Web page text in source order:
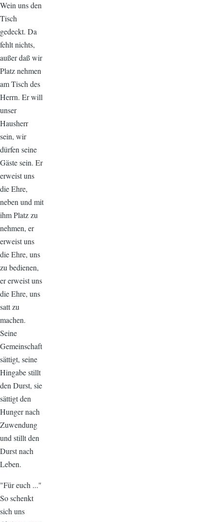
Wein uns den
Tisch
gedeckt. Da
fehlt nichts,
außer daß wir
Platz nehmen
am Tisch des
Herrn. Er will
unser
Hausherr
sein, wir
dürfen seine
Gäste sein. Er
erweist uns
die Ehre,
neben und mit
ihm Platz zu
nehmen, er
erweist uns
die Ehre, uns
zu bedienen,
er erweist uns
die Ehre, uns
satt zu
machen.
Seine
Gemeinschaft
sättigt, seine
Hingabe stillt
den Durst, sie
sättigt den
Hunger nach
Zuwendung
und stillt den
Durst nach
Leben.
"Für euch ..."
So schenkt
sich uns